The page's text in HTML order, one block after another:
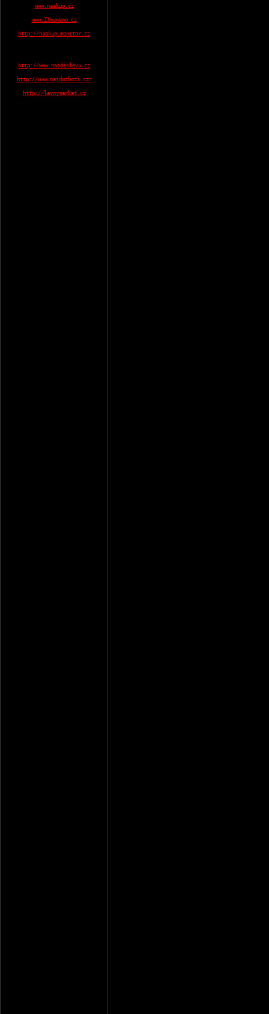
www.naakup.cz
www.Zlevneno.cz
http://naakup.monitor.cz
http://www.najdislevu.cz
http://www.najduzbozi.cz/
http://levnymarket.cz